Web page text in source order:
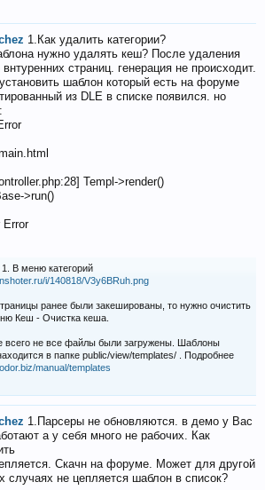
1.Как удалить категории?
нужно удалять кеш? После удаления
страниц. генерация не происходит.
шаблон который есть на форуме
из DLE в списке появился. но
Templ->render()
>run()
Error
1. В меню категорий
i/140818/V3y6BRuh.png
ранее были закешированы, то нужно очистить
Кеш - Очистка кеша.
всего не все файлы были загружены. Шаблоны
в папке public/view/templates/ . Подробнее
manual/templates
1.Парсеры не обновляются. в демо у Вас
а у себя много не рабочих. Как
Скачн на форуме. Может для другой
случаях не цепляется шаблон в список?